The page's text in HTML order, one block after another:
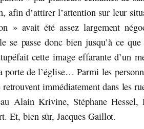
afin d’attirer l’attention sur leur
» avait été assez largement
se passe donc bien jusqu’à ce
cette image effarante d’un
porte de l’église… Parmi les
retrouvent immédiatement dans les
Alain Krivine, Stéphane
Et, bien sûr, Jacques Gaillot.